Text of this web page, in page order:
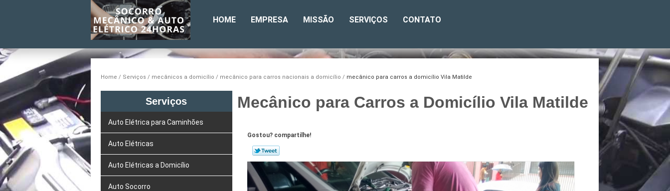
HOME EMPRESA MISSÃO SERVIÇOS CONTATO
Home Serviços mecânicos a domicílio mecânico para carros nacionais a domicílio mecânico para carros a domicílio Vila Matilde
Serviços
Auto Elétrica para Caminhões
Auto Elétricas
Auto Elétricas a Domicílio
Auto Socorro
Mecânico para Carros a Domicílio Vila Matilde
Gostou? compartilhe!